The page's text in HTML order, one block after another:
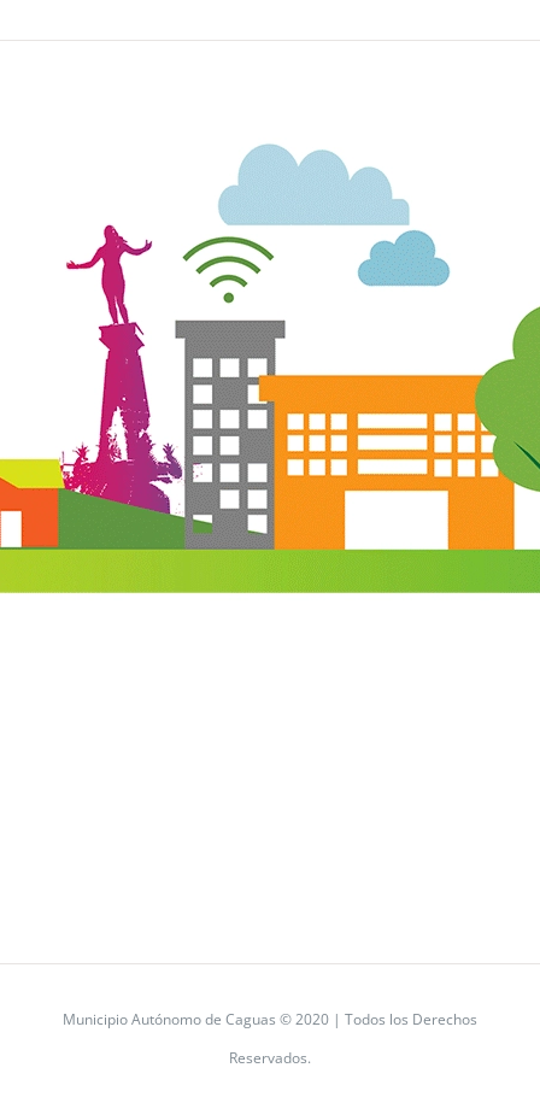
Municipio Autónomo de Caguas © 2020 | Todos los Derechos
Reservados.